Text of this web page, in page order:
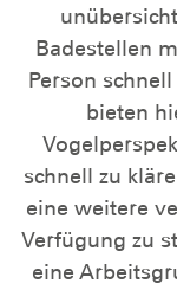
Badestellen
Person
bieten
schnell zu
eine weitere
Verfügung zu
eine